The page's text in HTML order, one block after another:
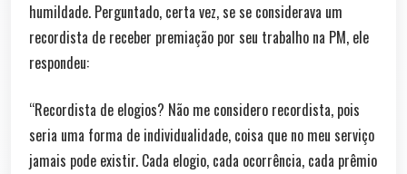
humildade. Perguntado, certa vez, se se considerava um
recordista de receber premiação por seu trabalho na PM, ele
respondeu:
“Recordista de elogios? Não me considero recordista, pois
seria uma forma de individualidade, coisa que no meu serviço
jamais pode existir. Cada elogio, cada ocorrência, cada prêmio